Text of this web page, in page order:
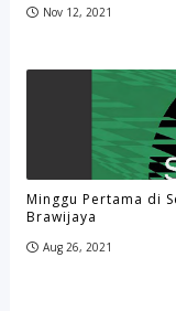
Nov 12, 2021
Minggu Pertama di
Brawijaya
Aug 26, 2021